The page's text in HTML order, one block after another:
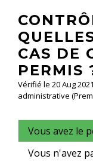
CAS DE
PERMIS
Vérifié le 20 Aug
administrative
Vous avez le
Vous n'avez